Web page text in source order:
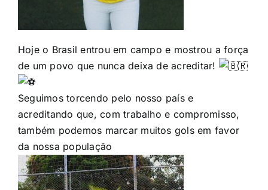
Hoje o Brasil entrou em campo e mostrou a força
de um povo que nunca deixa de acreditar!
Seguimos torcendo pelo nosso país e
acreditando que, com trabalho e compromisso,
também podemos marcar muitos gols em favor
da nossa população